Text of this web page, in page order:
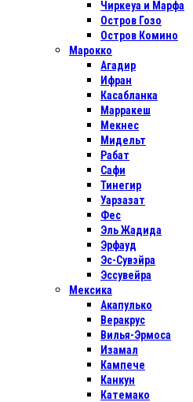
Чиркеуа и Марфа
Остров Гозо
Остров Комино
Марокко
Агадир
Ифран
Касабланка
Марракеш
Мекнес
Мидельт
Рабат
Сафи
Тинегир
Уарзазат
Фес
Эль Жадида
Эрфауд
Эс-Сувэйра
Эссувейра
Мексика
Акапулько
Веракрус
Вилья-Эрмоса
Изамал
Кампече
Канкун
Катемако